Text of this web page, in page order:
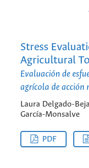
Stress
Agricultural
Evaluación de
agrícola de acción
Laura Delgado-
García-Monsalve
PDF